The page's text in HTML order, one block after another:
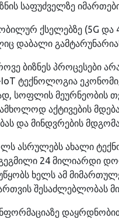
საფუძველზე
ქსელებზე (5G
დაბალი
ბიზნეს პროცესები
ტექნოლოგია
სოფლის მეურნეობის
აქტივების
და მინდვრების
ასრულებს ახალი
24 მილიარდი
ხელს ამ
შესაძლებლობას